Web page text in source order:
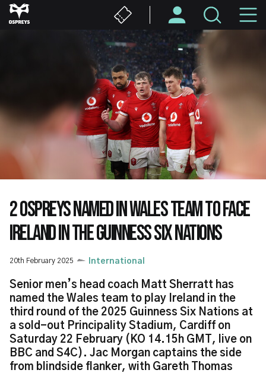
Skip
to
2 OSPREYS NAMED IN WALES TEAM TO FACE
IRELAND IN THE GUINNESS SIX NATIONS
20th February 2025 International
Senior men’s head coach Matt Sherratt has
named the Wales team to play Ireland in the
third round of the 2025 Guinness Six Nations at
a sold-out Principality Stadium, Cardiff on
Saturday 22 February (KO 14.15h GMT, live on
BBC and S4C). Jac Morgan captains the side
from blindside flanker, with Gareth Thomas